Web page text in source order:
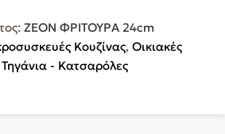
ZEON ΦΡΙΤΟΥΡΑ 24cm
Κουζίνας, Οικιακές
Τηγάνια - Κατσαρόλες